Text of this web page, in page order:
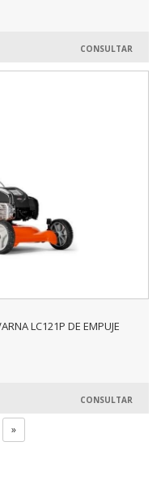
CONSULTAR
LC121P DE EMPUJE
CONSULTAR
»